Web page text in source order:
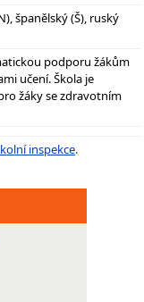
španělský (Š), ruský
podporu žákům
učení. Škola je
žáky se zdravotním
inspekce.